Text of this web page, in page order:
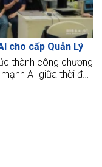
cho cấp Quản Lý
thành công chương
AI giữa thời đại